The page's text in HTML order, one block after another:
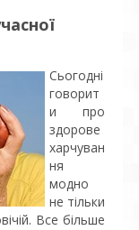
Сьогодні
говорит
и про
здорове
харчуван
ня
модно
не тільки
Все більше